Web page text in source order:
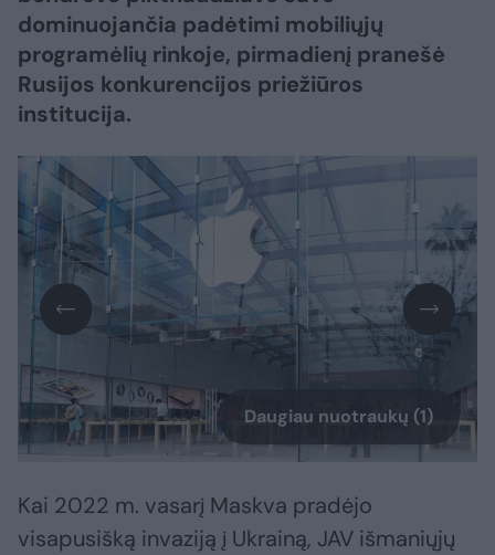
dominuojančia padėtimi mobiliųjų
programėlių rinkoje, pirmadienį pranešė
Rusijos konkurencijos priežiūros
institucija.
Daugiau nuotraukų (1)
Kai 2022 m. vasarį Maskva pradėjo
visapusišką invaziją į Ukrainą, JAV išmaniųjų